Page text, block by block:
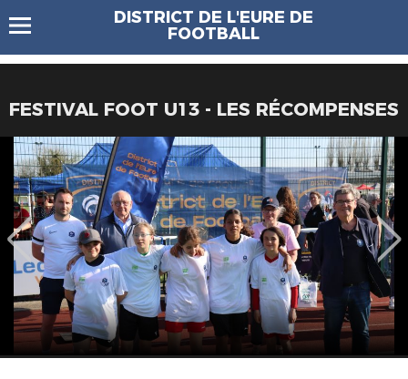
DISTRICT DE L'EURE DE
FOOTBALL
FESTIVAL FOOT U13 - LES RÉCOMPENSES